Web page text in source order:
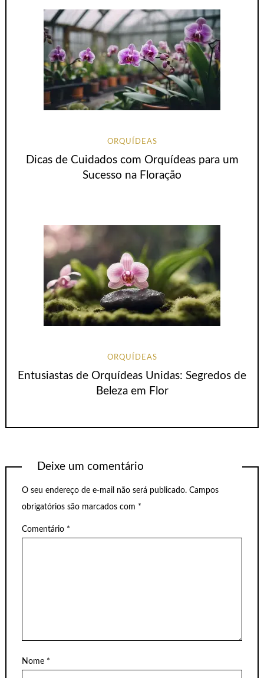
ORQUÍDEAS
Dicas de Cuidados com Orquídeas para um
Sucesso na Floração
ORQUÍDEAS
Entusiastas de Orquídeas Unidas: Segredos de
Beleza em Flor
Deixe um comentário
O seu endereço de e-mail não será publicado. Campos
obrigatórios são marcados com *
Comentário *
Nome *